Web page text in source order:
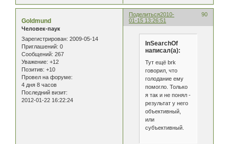
Поделиться 90
2010-
01-15 13:26:51
Goldmund
Человек-паук
Зарегистрирован: 2009-05-14
Приглашений: 0
Сообщений: 267
Уважение: +12
Позитив: +10
Провел на форуме:
4 дня 8 часов
Последний визит:
2012-01-22 16:22:24
InSearchOf
написал(а):
Тут ещё brk
говорил, что
голодание ему
помогло. Только
я так и не понял -
результат у него
объективный,
или
субъективный.